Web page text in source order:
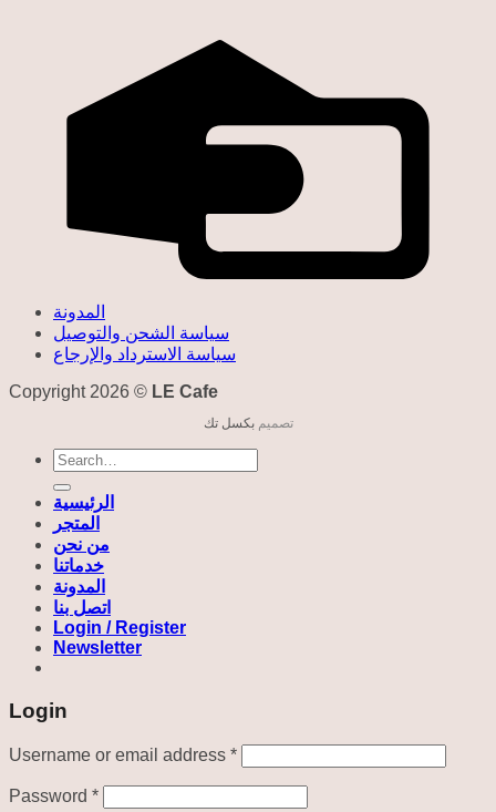
المدونة
سياسة الشحن والتوصيل
سياسة الاسترداد والإرجاع
Copyright 2026 © LE Cafe
تصميمبكسل تك
Search
for:
الرئيسية
المتجر
من نحن
خدماتنا
المدونة
اتصل بنا
Login / Register
Newsletter
Login
Username or email address *Required
Password *Required